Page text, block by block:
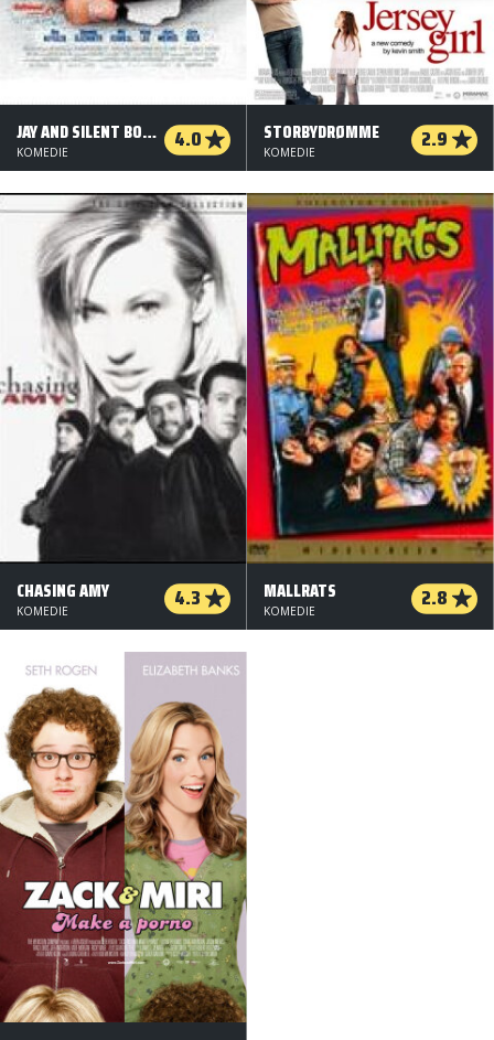
JAY AND SILENT BOB STRIKE BACK 4.0
KOMEDIE
STORBYDRØMME 2.9
KOMEDIE
CHASING AMY 4.3
KOMEDIE
MALLRATS 2.8
KOMEDIE